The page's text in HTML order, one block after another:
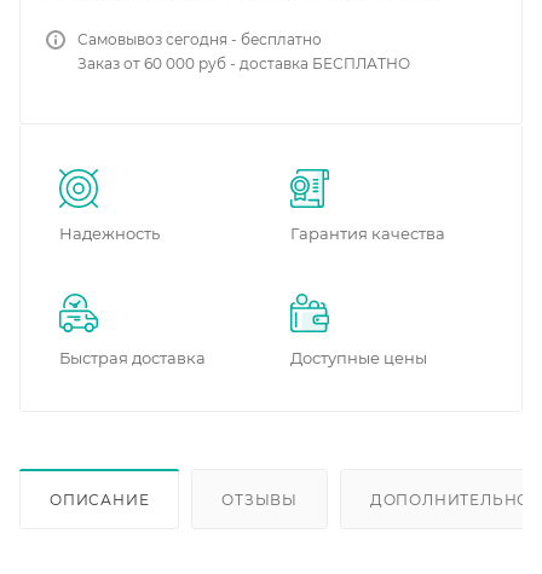
Самовывоз сегодня - бесплатно
Заказ от 60 000 руб - доставка БЕСПЛАТНО
Надежность Гарантия качества
Быстрая доставка Доступные цены
ОПИСАНИЕ ОТЗЫВЫ ДОПОЛНИТЕЛЬНО